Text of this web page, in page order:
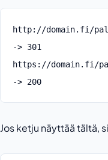
http://domain.fi/
-> 301
https://domain.fi/
-> 200
Jos ketju näyttää tältä,